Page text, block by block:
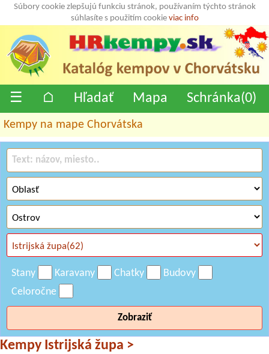
Súbory cookie zlepšujú funkciu stránok, používaním týchto stránok
súhlasíte s použitím cookie viac info
☰ ⌂ Hľadať Mapa Schránka(0)
Kempy na mape Chorvátska
Stany Karavany Chatky
Budovy
Celoročne
Zobraziť
Kempy Istrijská župa >